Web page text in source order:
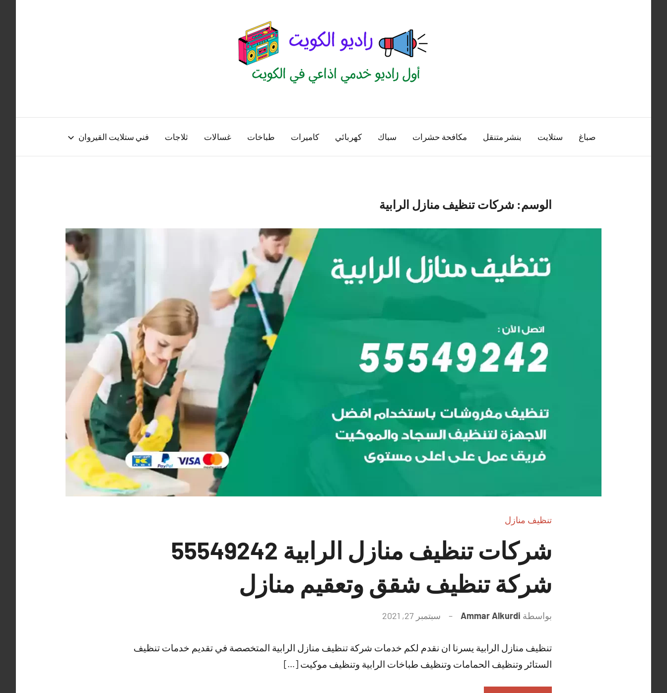
الكويت
منصة
اذاعية
صباغ ستلايت بنشر متنقل مكافحة حشرات سباك كهربائي كاميرات طباخات غسالات ثلاجات فني ستلايت القيروان
الوسم: شركات تنظيف منازل الرابية
تنظيف منازل
شركات تنظيف منازل الرابية 55549242
شركة تنظيف شقق وتعقيم منازل
بواسطة Ammar Alkurdi سبتمبر 27, 2021
تعليقات
تنظيف منازل الرابية يسرنا ان نقدم لكم خدمات شركة تنظيف منازل الرابية المتخصصة في تقديم خدمات تنظيف
الستائر وتنظيف الحمامات وتنظيف طباخات الرابية وتنظيف موكيت […]